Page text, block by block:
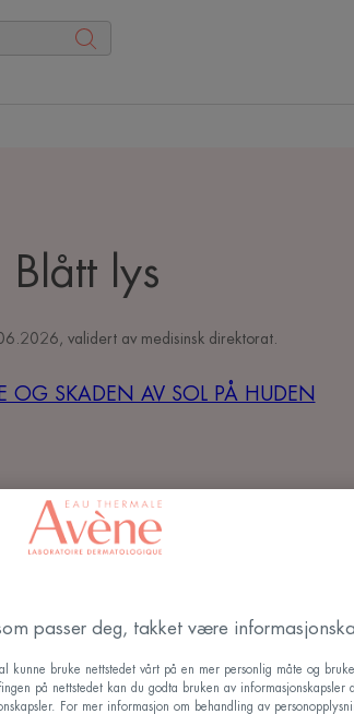
Blått lys
, validert av medisinsk direktorat
OG SKADEN AV SOL PÅ HUDEN
Hva
passer deg, takket være
kunne bruke nettstedet vårt på en mer personlig måte og
på nettstedet kan du godta bruken av informasjonskapsler
For mer informasjon om behandling av